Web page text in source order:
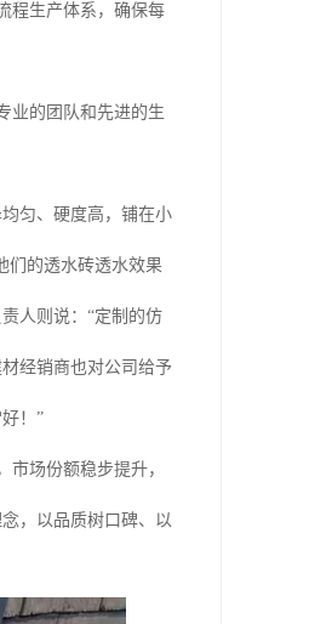
程生产体系，确保每
业的团队和先进的生
匀、硬度高，铺在小
们的透水砖透水效果
人则说：“定制的仿
经销商也对公司给予
！”
场份额稳步提升，
，以品质树口碑、以